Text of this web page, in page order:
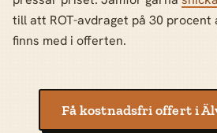
till att ROT-avdraget på 30
finns med i offerten.
Få kostnadsfri offert i